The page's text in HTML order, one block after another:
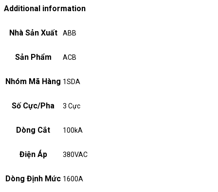
Additional information
Nhà Sản Xuất ABB
Sản Phẩm ACB
Nhóm Mã Hàng 1SDA
Số Cực/Pha 3 Cực
Dòng Cắt 100kA
Điện Áp 380VAC
Dòng Định Mức 1600A